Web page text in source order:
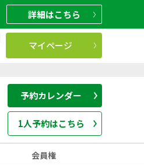
詳細はこちら
マイページ
予約カレンダー
1人予約はこちら
会員権